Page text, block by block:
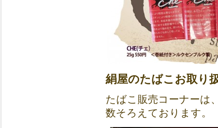
絹屋のたばこお取り
たばこ販売コーナーは
数そろえております。